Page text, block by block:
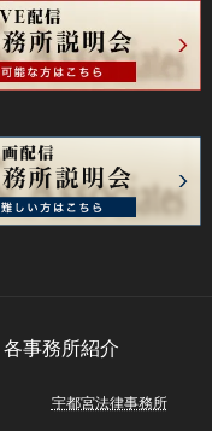
各事務所紹介
宇都宮法律事務所